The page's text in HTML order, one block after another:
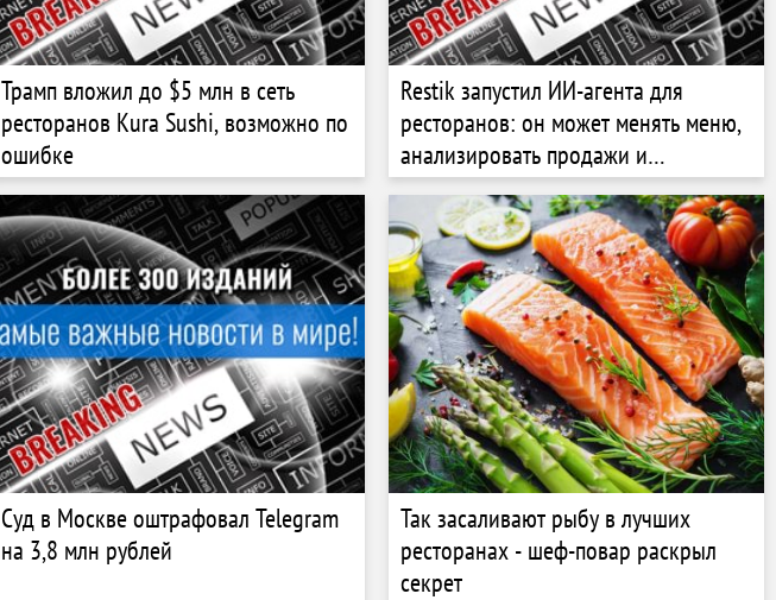
Трамп вложил до $5 млн в сеть
ресторанов Kura Sushi, возможно по
ошибке
Restik запустил ИИ-агента для
ресторанов: он может менять меню,
анализировать продажи и
оформлять поставки
Суд в Москве оштрафовал Telegram
на 3,8 млн рублей
Так засаливают рыбу в лучших
ресторанах - шеф-повар раскрыл
секрет